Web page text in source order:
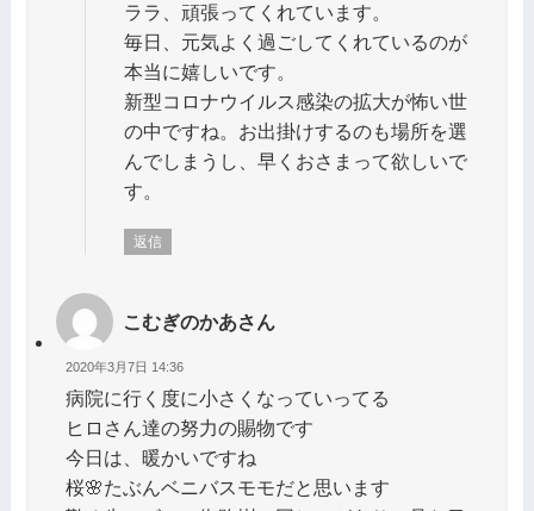
ララ、頑張ってくれています。
毎日、元気よく過ごしてくれているのが
本当に嬉しいです。
新型コロナウイルス感染の拡大が怖い世
の中ですね。お出掛けするのも場所を選
んでしまうし、早くおさまって欲しいで
す。
返信
こむぎのかあさん
2020年3月7日 14:36
病院に行く度に小さくなっていってる
ヒロさん達の努力の賜物です
今日は、暖かいですね
桜🌸たぶんベニバスモモだと思います